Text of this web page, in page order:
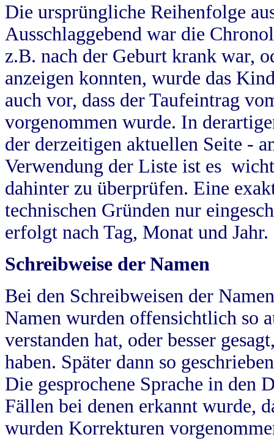
Die ursprüngliche Reihenfolge
Ausschlaggebend war die
z.B. nach der Geburt krank war,
anzeigen konnten, wurde das
auch vor, dass der Taufeintrag
vorgenommen wurde. In
der derzeitigen aktuellen Seite -
Verwendung der Liste ist es
dahinter zu überprüfen. Eine
technischen Gründen nur
erfolgt nach Tag, Monat und Jahr.
Schreibweise der Namen
Bei den Schreibweisen der
Namen wurden offensichtlich so
verstanden hat, oder besser
haben. Später dann so
Die gesprochene Sprache in
Fällen bei denen erkannt wurde,
wurden Korrekturen